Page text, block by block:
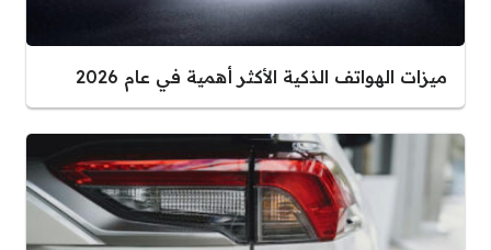
ميزات الهواتف الذكية الأكثر أهمية في عام 2026